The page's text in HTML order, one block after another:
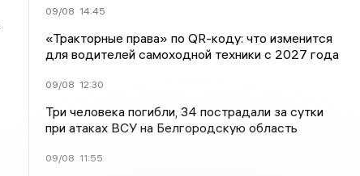
09/08 14:45
«Тракторные права» по QR-коду: что изменится
для водителей самоходной техники с 2027 года
09/08 12:30
Три человека погибли, 34 пострадали за сутки
при атаках ВСУ на Белгородскую область
09/08 11:55